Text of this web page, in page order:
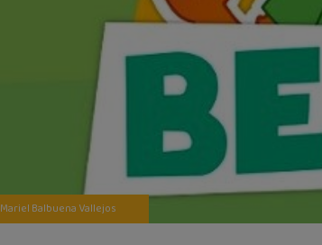
Mariel Balbuena Vallejos